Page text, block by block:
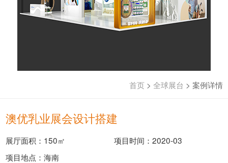
首页 > 全球展台 > 案例详情
澳优乳业展会设计搭建
展厅面积：150㎡
项目时间：2020-03
项目地点：海南